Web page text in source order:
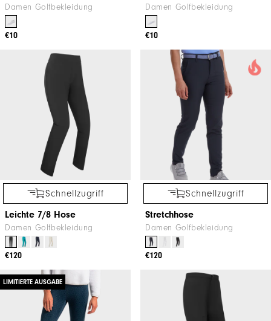
Damen Golfbekleidung
€10
Damen Golfbekleidung
€10
Schnellzugriff
Leichte 7/8 Hose
Damen Golfbekleidung
€120
Schnellzugriff
Stretchhose
Damen Golfbekleidung
€120
LIMITIERTE AUSGABE